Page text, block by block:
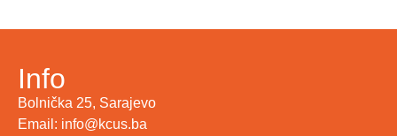
Info
Bolnička 25, Sarajevo
Email: info@kcus.ba